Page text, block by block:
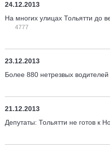
24.12.2013
На многих улицах Тольятти до
4777
23.12.2013
Более 880 нетрезвых
21.12.2013
Депутаты: Тольятти не готов к